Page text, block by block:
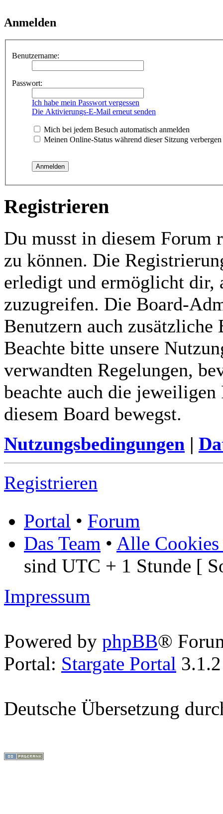
Anmelden
Benutzername:
Passwort:
Ich habe mein Passwort vergessen
Die Aktivierungs-E-Mail erneut senden
Mich bei jedem Besuch automatisch anmelden
Meinen Online-Status während dieser Sitzung verbergen
Registrieren
Du musst in diesem Forum
zu können. Die
erledigt und ermöglicht dir,
zuzugreifen. Die Board-
Benutzern auch zusätzliche
Beachte bitte unsere
verwandten Regelungen,
beachte auch die
diesem Board bewegst.
Nutzungsbedingungen |
Registrieren
Portal • Forum
Das Team • Alle Cookies
sind UTC + 1 Stunde [
Impressum
Powered by phpBB®
Portal: Stargate Portal
Deutsche Übersetzung